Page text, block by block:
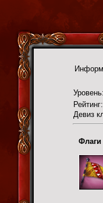
Уровень:
Рейтинг:
Девиз
Флаги